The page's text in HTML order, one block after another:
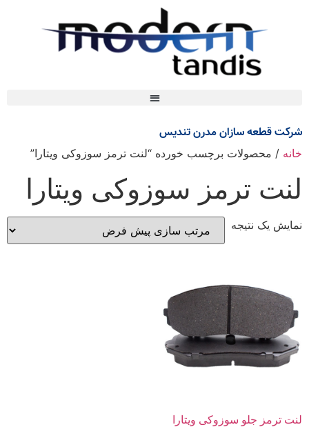
شرکت قطعه سازان مدرن تندیس
خانه / محصولات برچسب خورده “لنت ترمز سوزوکی ویتارا”
لنت ترمز سوزوکی ویتارا
نمایش یک نتیجه
لنت ترمز جلو سوزوکی ویتارا